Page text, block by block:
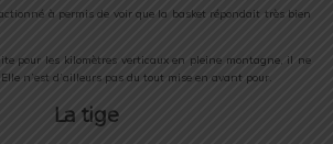
à permis de voir que la basket répondait très bien
pour les kilomètres verticaux en pleine montagne, il ne
n’est d’ailleurs pas du tout mise en avant pour.
La tige